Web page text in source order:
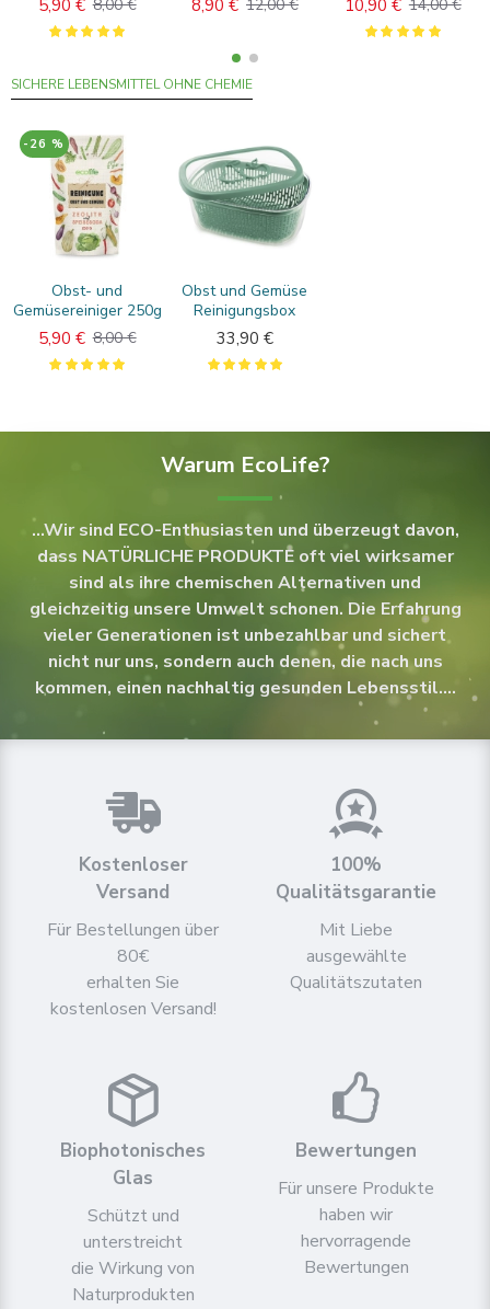
5,90 € 8,00 € 8,90 € 12,00 € 10,90 € 14,00 €
SICHERE LEBENSMITTEL OHNE CHEMIE
-26 %
Obst- und
Gemüsereiniger 250g
5,90 € 8,00 €
Obst und Gemüse
Reinigungsbox
33,90 €
Warum EcoLife?
...Wir sind ECO-Enthusiasten und überzeugt davon,
dass NATÜRLICHE PRODUKTE oft viel wirksamer
sind als ihre chemischen Alternativen und
gleichzeitig unsere Umwelt schonen. Die Erfahrung
vieler Generationen ist unbezahlbar und sichert
nicht nur uns, sondern auch denen, die nach uns
kommen, einen nachhaltig gesunden Lebensstil....
Kostenloser
Versand
Für Bestellungen über
80€
erhalten Sie
kostenlosen Versand!
100%
Qualitätsgarantie
Mit Liebe
ausgewählte
Qualitätszutaten
Biophotonisches
Glas
Schützt und
unterstreicht
die Wirkung von
Naturprodukten
Bewertungen
Für unsere Produkte
haben wir
hervorragende
Bewertungen